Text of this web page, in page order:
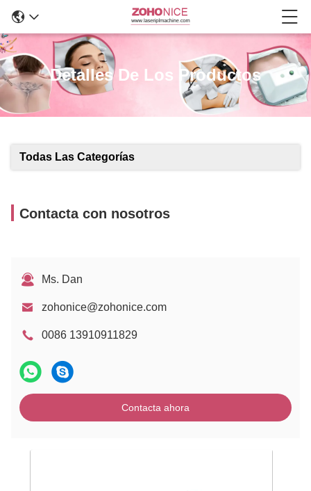
Detalles De Los Productos
Todas Las Categorías
Contacta con nosotros
Ms. Dan
zohonice@zohonice.com
0086 13910911829
Contacta ahora